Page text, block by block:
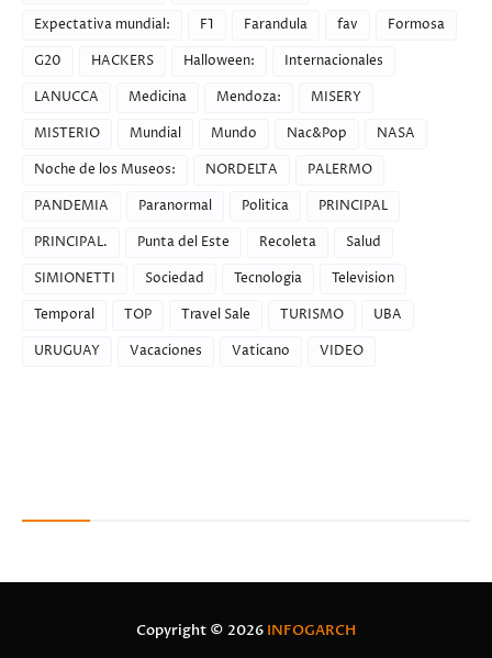
Expectativa mundial:
F1 Farandula fav
Formosa
G20
HACKERS Halloween:
Internacionales
LANUCCA
Medicina Mendoza:
MISERY
MISTERIO
Mundial Mundo Nac&Pop
NASA
Noche de los Museos:
NORDELTA
PALERMO
PANDEMIA
Paranormal Politica
PRINCIPAL
PRINCIPAL.
Punta del Este Recoleta
Salud
SIMIONETTI
Sociedad Tecnologia
Television
Temporal
TOP Travel Sale TURISMO
UBA
URUGUAY
Vacaciones Vaticano VIDEO
Copyright © 2026 INFOGARCH